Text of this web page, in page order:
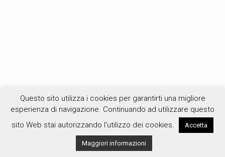
Questo sito utilizza i cookies per garantirti una migliore
esperienza di navigazione. Continuando ad utilizzare questo
sito Web stai autorizzando l'utilizzo dei cookies.
Accetta
Maggiori informazioni